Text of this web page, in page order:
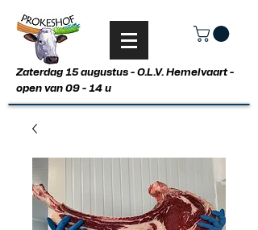
Zaterdag 15 augustus - O.L.V. Hemelvaart -
open van 09 - 14 u